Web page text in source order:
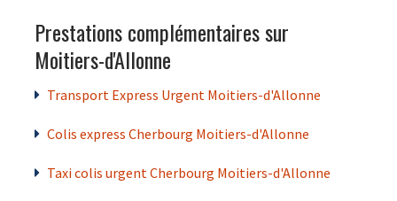
Prestations complémentaires sur
Moitiers-d'Allonne
Transport Express Urgent Moitiers-d'Allonne
Colis express Cherbourg Moitiers-d'Allonne
Taxi colis urgent Cherbourg Moitiers-d'Allonne